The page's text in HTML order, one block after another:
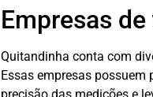
Empresas
Quitandinha conta com
Essas empresas